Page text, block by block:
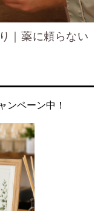
｜薬に頼らない
ンペーン中！